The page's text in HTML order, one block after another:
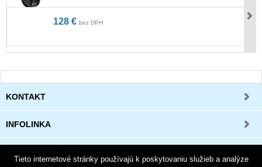
128 € bez DPH
KONTAKT
INFOLINKA
Tieto internetové stránky používajú k poskytovaniu služieb a analýze